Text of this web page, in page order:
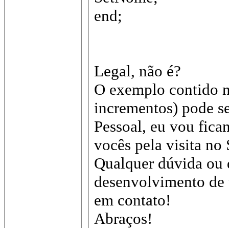
end;
Legal, não é?
O exemplo contido
incrementos) pode
Pessoal, eu vou
vocês pela visita no
Qualquer dúvida
desenvolvimento
em contato!
Abraços!